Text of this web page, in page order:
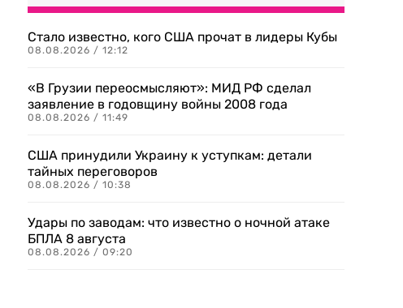
Стало известно, кого США прочат в лидеры Кубы
08.08.2026 / 12:12
«В Грузии переосмысляют»: МИД РФ сделал
заявление в годовщину войны 2008 года
08.08.2026 / 11:49
США принудили Украину к уступкам: детали
тайных переговоров
08.08.2026 / 10:38
Удары по заводам: что известно о ночной атаке
БПЛА 8 августа
08.08.2026 / 09:20